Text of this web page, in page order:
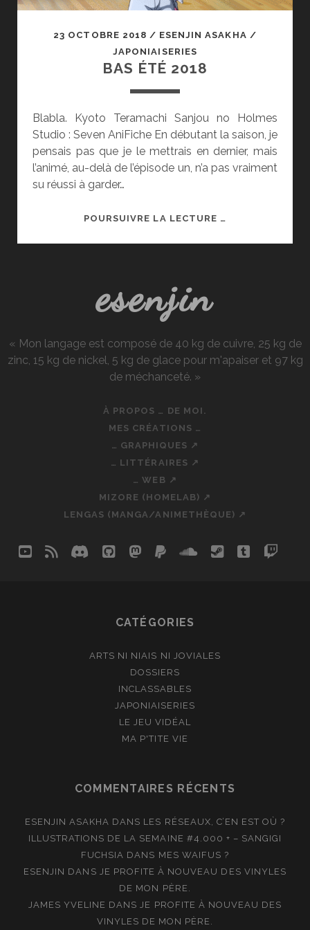
23 OCTOBRE 2018 / ESENJIN ASAKHA /
JAPONIAISERIES
BAS ÉTÉ 2018
Blabla. Kyoto Teramachi Sanjou no Holmes
Studio : Seven AniFiche En débutant la saison, je
pensais pas que je le mettrais en dernier, mais
l’animé, au-delà de l’épisode un, n’a pas vraiment
su réussi à garder…
POURSUIVRE LA LECTURE …
esenjin
« Mon langage est composé de 40 kg de cuivre, 25 kg de
zinc, 15 kg de nickel, 5 kg de glace pour m'apaiser et 97 kg
de méchanceté. »
À PROPOS … DE MOI.
MES CRÉATIONS …
… GRAPHIQUES ↗
… LITTÉRAIRES ↗
… WEB ↗
MIZORE (HOMELAB) ↗
LENGAS (MANGA/ANIMETHÈQUE) ↗
youtube
rss discord
githubmastodon
paypalsoundcloud
steamtumblr
CATÉGORIES
ARTS NI NIAIS NI JOVIALES
DOSSIERS
INCLASSABLES
JAPONIAISERIES
LE JEU VIDÉAL
MA P'TITE VIE
COMMENTAIRES RÉCENTS
ESENJIN ASAKHA DANS LES RÉSEAUX, C’EN EST OÙ ?
ILLUSTRATIONS DE LA SEMAINE #4.000 + – SANGIGI
FUCHSIA DANS MES WAIFUS ?
ESENJIN DANS JE PROFITE À NOUVEAU DES VINYLES
DE MON PÈRE.
JAMES YVELINE DANSJE PROFITE À NOUVEAU DES
VINYLES DE MON PÈRE.